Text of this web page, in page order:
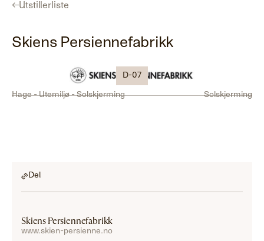
←Utstillerliste
Skiens Persiennefabrikk
D-07
Hage - Utemiljø - Solskjerming Solskjerming
Del
Skiens Persiennefabrikk
www.skien-persienne.no